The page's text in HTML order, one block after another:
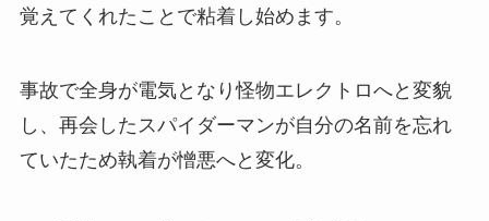
覚えてくれたことで粘着し始めます。
事故で全身が電気となり怪物エレクトロへと変貌
し、再会したスパイダーマンが自分の名前を忘れ
ていたため執着が憎悪へと変化。